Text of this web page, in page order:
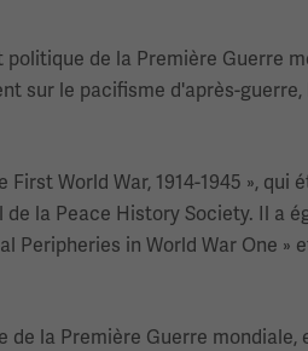
de la Première Guerre
sur le pacifisme d'après-
World War, 1914-1945 »,
la Peace History Society. Il a
in World War One »
de la Première Guerre